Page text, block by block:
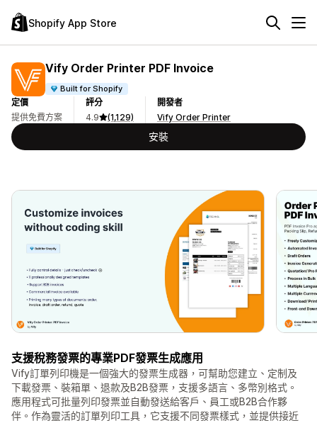
Shopify App Store
Vify Order Printer PDF Invoice
Built for Shopify
定價
提供免費方案
評分
4.9
(1,129)
開發者
Vify Order Printer
安裝
支援稅務發票的專業PDF發票生成應用
Vify訂單列印機是一個強大的發票生成器，可幫助您建立、定制及
下載發票、裝箱單、退款及B2B發票，支援多語言、多幣別格式。
應用程式可批量列印發票並自動發送給客戶、員工或B2B合作夥
伴。作為靈活的訂單列印工具，它支援不同發票樣式，並提供接近